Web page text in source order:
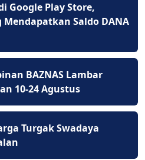
Google Play Store,
Saldo DANA
BAZNAS Lambar
10-24 Agustus
Turgak Swadaya